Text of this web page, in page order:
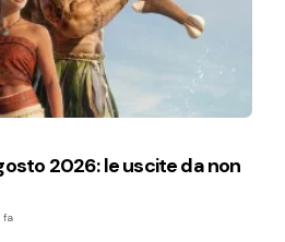
2026: le uscite da non
fa